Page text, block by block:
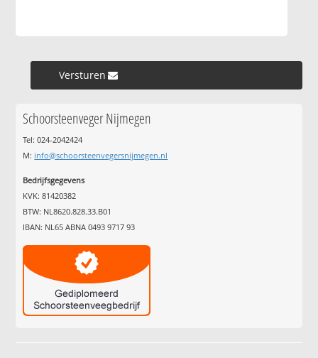
Versturen »
Schoorsteenveger Nijmegen
Tel: 024-2042424
M: info@schoorsteenvegersnijmegen.nl
Bedrijfsgegevens
KVK: 81420382
BTW: NL8620.828.33.B01
IBAN: NL65 ABNA 0493 9717 93